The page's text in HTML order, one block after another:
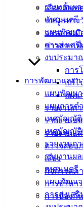
รายงานผ
เทศมนตรี
แผนพัฒนา
การส่งเส
งบประมา
การ
แก้ไ
แผน
รายงานกา
รายงานข
รายงานแ
ตรวจสอบ
เสี่ยง
กิจการสภ
การบริหา
การป้องกั
เลือกตั้งเท
ข้อมูลทาง
วารสารเ
ข่าวสารเ
การพัฒนาและก
แผนพัฒน
แผนการด
เทศบัญญัติ
เทศบัญญัติ
รายงานก
รายงานผ
เทศมนตรี
แผนพัฒนา
การส่งเส
สำนักงาน
เทศบาลเมือง
ม.3 ต.เสม็ด
อ.เมือง จ.ชลบุรี
038-
142-100-104
บริการ
ประชาชน